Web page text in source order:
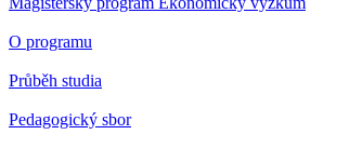
O programu
Průběh studia
Pedagogický sbor